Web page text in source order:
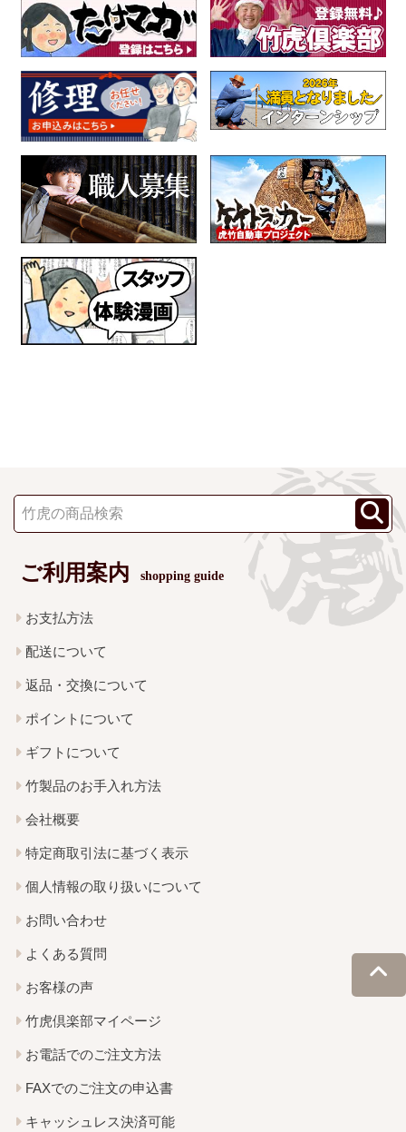
ご利用案内 shopping guide
お支払方法
配送について
返品・交換について
ポイントについて
ギフトについて
竹製品のお手入れ方法
会社概要
特定商取引法に基づく表示
個人情報の取り扱いについて
お問い合わせ
よくある質問
お客様の声
竹虎倶楽部マイページ
お電話でのご注文方法
FAXでのご注文の申込書
キャッシュレス決済可能